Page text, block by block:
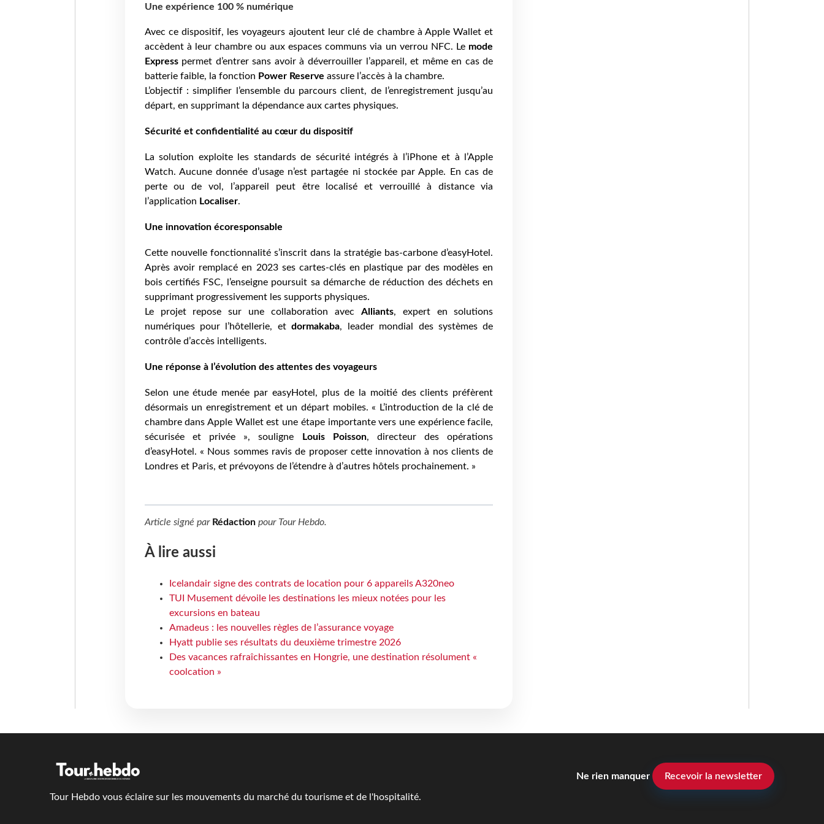
Une expérience 100 % numérique
Avec ce dispositif, les voyageurs ajoutent leur clé de chambre à Apple Wallet et
accèdent à leur chambre ou aux espaces communs via un verrou NFC. Le mode
Expresspermet d’entrer sans avoir à déverrouiller l’appareil, et même en cas de
batterie faible, la fonction Power Reserve assure l’accès à la chambre.
L’objectif : simplifier l’ensemble du parcours client, de l’enregistrement jusqu’au
départ, en supprimant la dépendance aux cartes physiques.
Sécurité et confidentialité au cœur du dispositif
La solution exploite les standards de sécurité intégrés à l’iPhone et à l’Apple
Watch. Aucune donnée d’usage n’est partagée ni stockée par Apple. En cas de
perte ou de vol, l’appareil peut être localisé et verrouillé à distance via
l’application Localiser.
Une innovation écoresponsable
Cette nouvelle fonctionnalité s’inscrit dans la stratégie bas-carbone d’easyHotel.
Après avoir remplacé en 2023 ses cartes-clés en plastique par des modèles en
bois certifiés FSC, l’enseigne poursuit sa démarche de réduction des déchets en
supprimant progressivement les supports physiques.
Le projet repose sur une collaboration avec Alliants, expert en solutions
numériques pour l’hôtellerie, etdormakaba, leader mondial des systèmes de
contrôle d’accès intelligents.
Une réponse à l’évolution des attentes des voyageurs
Selon une étude menée par easyHotel, plus de la moitié des clients préfèrent
désormais un enregistrement et un départ mobiles. « L’introduction de la clé de
chambre dans Apple Wallet est une étape importante vers une expérience facile,
sécurisée et privée », souligne
Louis Poisson, directeur des opérations
d’easyHotel. « Nous sommes ravis de proposer cette innovation à nos clients de
Londres et Paris, et prévoyons de l’étendre à d’autres hôtels prochainement. »
Article signé par Rédactionpour Tour Hebdo.
À lire aussi
Icelandair signe des contrats de location pour 6 appareils A320neo
TUI Musement dévoile les destinations les mieux notées pour les
excursions en bateau
Amadeus : les nouvelles règles de l’assurance voyage
Hyatt publie ses résultats du deuxième trimestre 2026
Des vacances rafraîchissantes en Hongrie, une destination résolument «
coolcation »
Tour Hebdo vous éclaire sur les mouvements du marché du tourisme et de l'hospitalité.
Ne rien manquer Recevoir la newsletter